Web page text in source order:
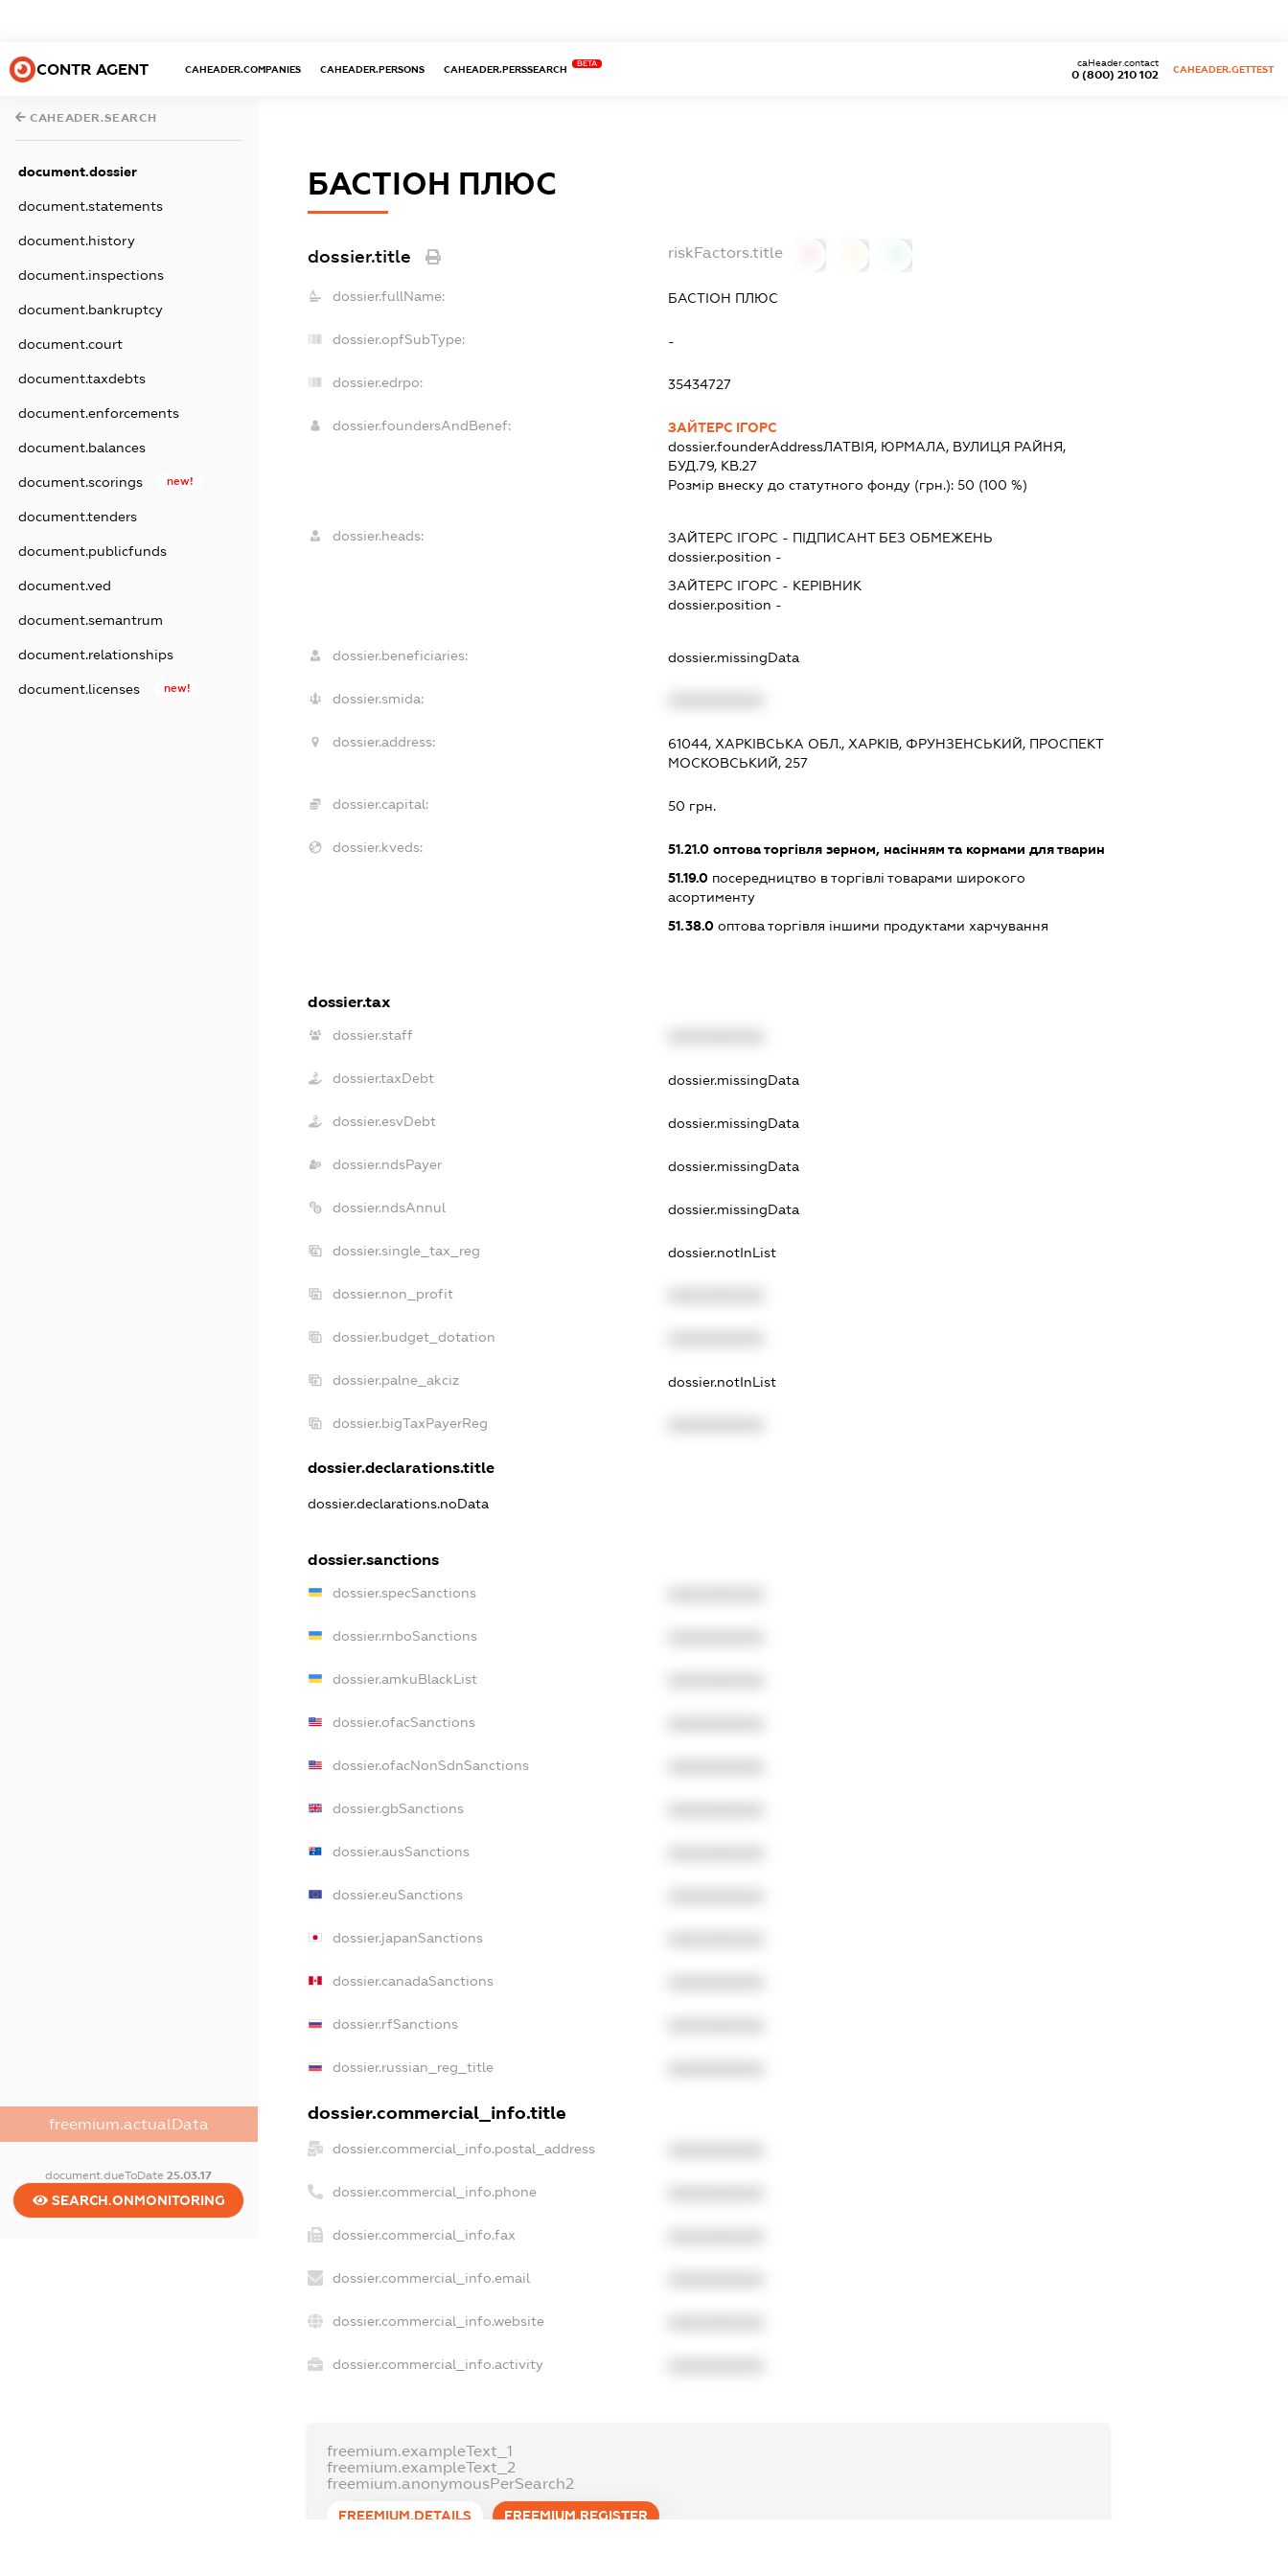
CONTR AGENT CAHEADER.COMPANIES CAHEADER.PERSONS CAHEADER.PERSSEARCH
BETA
0 (800) 210 102
caHeader.contact
CAHEADER.GETTEST
CAHEADER.SEARCH
document.dossier
document.statements
document.history
document.inspections
document.bankruptcy
document.court
document.taxdebts
document.enforcements
document.balances
document.scorings new!
document.tenders
document.publicfunds
document.ved
document.semantrum
document.relationships
document.licenses new!
freemium.actualData
document.dueToDate25.03.17
SEARCH.ONMONITORING
БАСТІОН ПЛЮС
dossier.title riskFactors.title
dossier.fullName: БАСТІОН ПЛЮС
dossier.opfSubType: -
dossier.edrpo: 35434727
dossier.foundersAndBenef:
ЗАЙТЕРС ІГОРС
dossier.founderAddressЛАТВІЯ, ЮРМАЛА, ВУЛИЦЯ РАЙНЯ,
БУД.79, КВ.27
Розмір внеску до статутного фонду (грн.):50 (100 %)
dossier.heads: ЗАЙТЕРС ІГОРС - ПІДПИСАНТБЕЗ ОБМЕЖЕНЬ
dossier.position -
ЗАЙТЕРС ІГОРС - КЕРІВНИК
dossier.position -
dossier.beneficiaries: dossier.missingData
dossier.smida:
dossier.address:
61044, ХАРКІВСЬКА ОБЛ., ХАРКІВ, ФРУНЗЕНСЬКИЙ, ПРОСПЕКТ
МОСКОВСЬКИЙ, 257
dossier.capital: 50 грн.
dossier.kveds: 51.21.0 оптова торгівля зерном, насінням та кормами для тварин
51.19.0 посередництво в торгівлі товарами широкого
асортименту
51.38.0 оптова торгівля іншими продуктами харчування
dossier.tax
dossier.staff
dossier.taxDebt dossier.missingData
dossier.esvDebt dossier.missingData
dossier.ndsPayer dossier.missingData
dossier.ndsAnnul dossier.missingData
dossier.single_tax_reg dossier.notInList
dossier.non_profit
dossier.budget_dotation
dossier.palne_akciz dossier.notInList
dossier.bigTaxPayerReg
dossier.declarations.title
dossier.declarations.noData
dossier.sanctions
dossier.specSanctions
dossier.rnboSanctions
dossier.amkuBlackList
dossier.ofacSanctions
dossier.ofacNonSdnSanctions
dossier.gbSanctions
dossier.ausSanctions
dossier.euSanctions
dossier.japanSanctions
dossier.canadaSanctions
dossier.rfSanctions
dossier.russian_reg_title
dossier.commercial_info.title
dossier.commercial_info.postal_address
dossier.commercial_info.phone
dossier.commercial_info.fax
dossier.commercial_info.email
dossier.commercial_info.website
dossier.commercial_info.activity
freemium.exampleText_1
freemium.exampleText_2
freemium.anonymousPerSearch2
FREEMIUM.DETAILS FREEMIUM.REGISTER